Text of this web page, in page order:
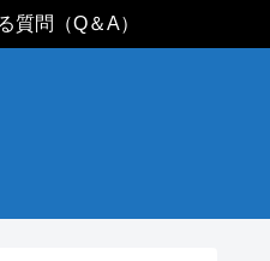
質問（Q＆A）